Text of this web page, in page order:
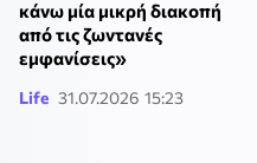
κάνω μία μικρή διακοπή
από τις ζωντανές
εμφανίσεις»
Life 31.07.2026 15:23